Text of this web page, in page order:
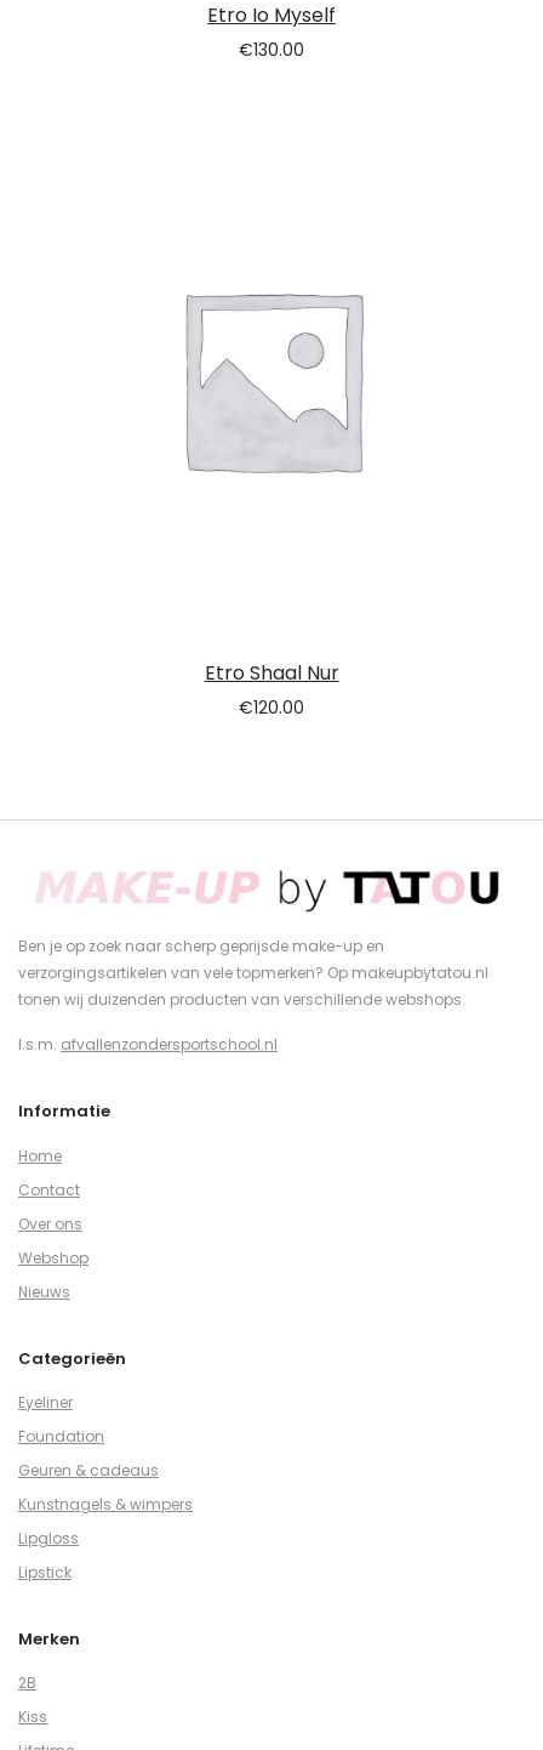
Etro Io Myself
€130.00
Etro Shaal Nur
€120.00
Ben je op zoek naar scherp geprijsde make-up en
verzorgingsartikelen van vele topmerken? Op makeupbytatou.nl
tonen wij duizenden producten van verschillende webshops.
I.s.m. afvallenzondersportschool.nl
Informatie
Home
Contact
Over ons
Webshop
Nieuws
Categorieën
Eyeliner
Foundation
Geuren & cadeaus
Kunstnagels & wimpers
Lipgloss
Lipstick
Merken
2B
Kiss